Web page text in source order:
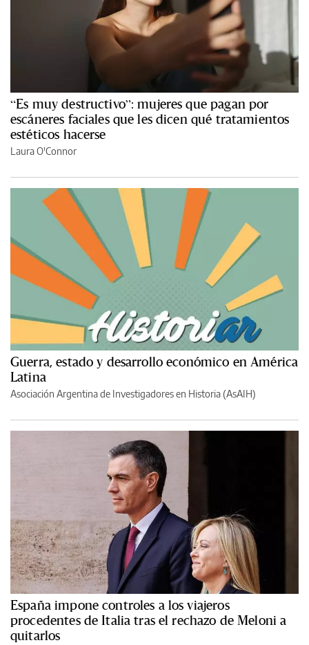
“Es muy destructivo”: mujeres que pagan por
escáneres faciales que les dicen qué tratamientos
estéticos hacerse
Laura O'Connor
Guerra, estado y desarrollo económico en América
Latina
Asociación Argentina de Investigadores en Historia (AsAIH)
España impone controles a los viajeros
procedentes de Italia tras el rechazo de Meloni a
quitarlos